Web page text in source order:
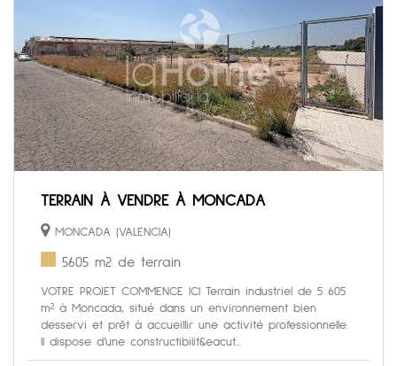
TERRAIN À VENDRE À MONCADA
MONCADA (VALENCIA)
5605 m2 de terrain
VOTRE PROJET COMMENCE ICI Terrain industriel de 5 605
m² à Moncada, situé dans un environnement bien
desservi et prêt à accueillir une activité professionnelle.
Il dispose d’une constructibilit&eacut...